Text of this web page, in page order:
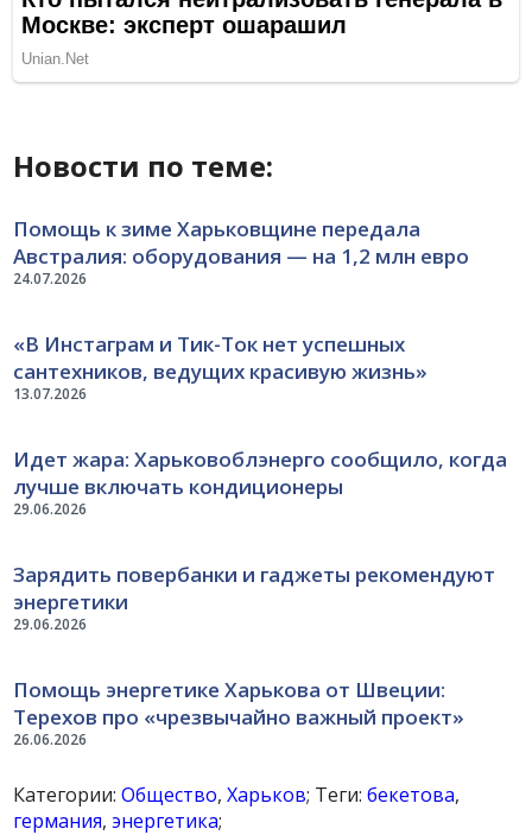
Новости по теме:
24.07.2026
Помощь к зиме Харьковщине передала
Австралия: оборудования — на 1,2 млн евро
13.07.2026
«В Инстаграм и Тик-Ток нет успешных
сантехников, ведущих красивую жизнь»
29.06.2026
Идет жара: Харьковоблэнерго сообщило, когда
лучше включать кондиционеры
29.06.2026
Зарядить повербанки и гаджеты рекомендуют
энергетики
26.06.2026
Помощь энергетике Харькова от Швеции:
Терехов про «чрезвычайно важный проект»
Категории:Общество,Харьков; Теги:бекетова,
германия,энергетика;